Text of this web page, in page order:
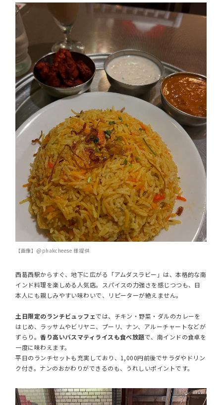
【画像】@phakcheese 様 提供
西葛西駅からすぐ、地下に広がる「アムダスラビー」は、本格的な南
インド料理を楽しめる人気店。スパイスの力強さを感じつつも、日
本人にも親しみやすい味わいで、リピーターが絶えません。
土日限定のランチビュッフェでは、チキン・野菜・ダルのカレーを
はじめ、ラッサムやビリヤニ、プーリ、ナン、アルーチャートなどが
ずらり。香り高いバスマティライスも食べ放題で、南インドの食卓を
一度に味わえます。
平日のランチセットも充実しており、1,000円前後でサラダやドリン
ク付き。ナンのおかわりができるのも、うれしいポイントです。